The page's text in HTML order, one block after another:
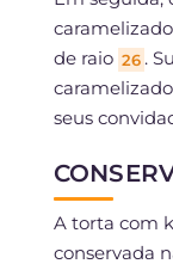
de raio 26 .
seus
A torta com
conservada